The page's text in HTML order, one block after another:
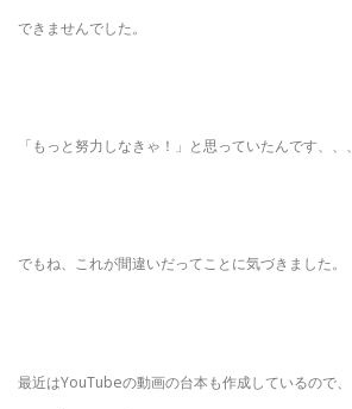
できませんでした。
「もっと努力しなきゃ！」と思っていたんです、、、
でもね、これが間違いだってことに気づきました。
最近はYouTubeの動画の台本も作成しているので、